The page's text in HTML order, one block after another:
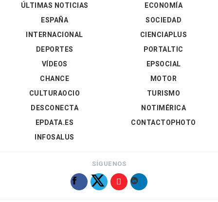
ÚLTIMAS NOTICIAS
ESPAÑA
INTERNACIONAL
DEPORTES
VÍDEOS
ECONOMÍA
SOCIEDAD
CIENCIAPLUS
PORTALTIC
EPSOCIAL
CHANCE
CULTURAOCIO
DESCONECTA
EPDATA.ES
INFOSALUS
MOTOR
TURISMO
NOTIMÉRICA
CONTACTOPHOTO
SÍGUENOS